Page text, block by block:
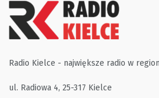
Radio Kielce - największe radio w
ul. Radiowa 4, 25-317 Kielce